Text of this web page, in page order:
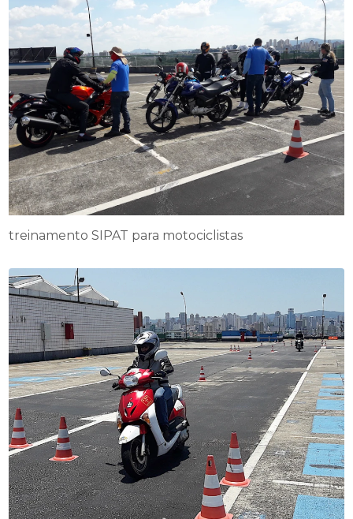
treinamento SIPAT para motociclistas